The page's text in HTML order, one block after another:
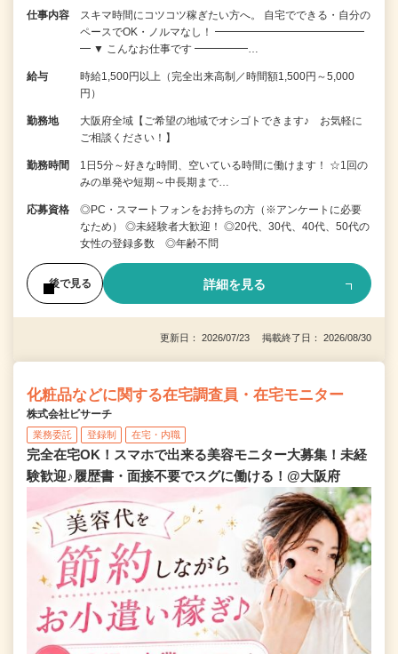
仕事内容
スキマ時間にコツコツ稼ぎたい方へ。 自宅でできる・自分の
ペースでOK・ノルマなし！ ━━━━━━━━━━━━━━
━ ▼ こんなお仕事です ━━━━━…
給与
時給1,500円以上（完全出来高制／時間額1,500円～5,000
円）
勤務地
大阪府全域【ご希望の地域でオシゴトできます♪ お気軽に
ご相談ください！】
勤務時間
1日5分～好きな時間、空いている時間に働けます！ ☆1回の
みの単発や短期～中長期まで…
応募資格
◎PC・スマートフォンをお持ちの方（※アンケートに必要
なため） ◎未経験者大歓迎！ ◎20代、30代、40代、50代の
女性の登録多数 ◎年齢不問
後で見る 詳細を見る
更新日： 2026/07/23 掲載終了日： 2026/08/30
化粧品などに関する在宅調査員・在宅モニター
株式会社ビサーチ
業務委託 登録制 在宅・内職
完全在宅OK！スマホで出来る美容モニター大募集！未経
験歓迎♪履歴書・面接不要でスグに働ける！@大阪府